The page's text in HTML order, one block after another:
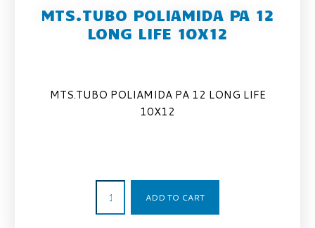
MTS.TUBO POLIAMIDA PA 12
LONG LIFE 10X12
MTS.TUBO POLIAMIDA PA 12 LONG LIFE
10X12
ADD TO CART